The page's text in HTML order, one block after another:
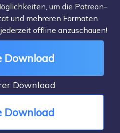
um die Patreon-
und mehreren Formaten
offline anzuschauen!
Download
Download
Download